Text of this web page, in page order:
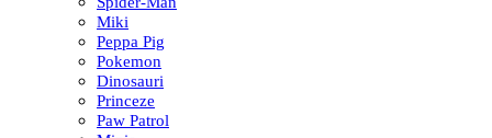
Miki
Peppa Pig
Pokemon
Dinosauri
Princeze
Paw Patrol